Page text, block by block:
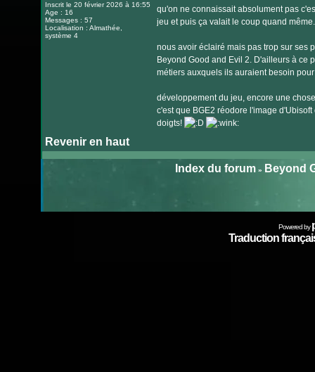
Inscrit le 20 février 2026 à 16:55
Age : 16
Messages : 57
Localisation : Almathée,
système 4
qu'on ne connaissait absolument pas
jeu et puis ça valait le coup quand
nous avoir éclairé mais pas trop sur ses
Beyond Good and Evil 2. D'ailleurs à ce
métiers auxquels ils auraient besoin
développement du jeu, encore une
c'est que BGE2 réodore l'image
doigts!
Revenir en haut
Index du forum» Beyond
Powered by
Traduction